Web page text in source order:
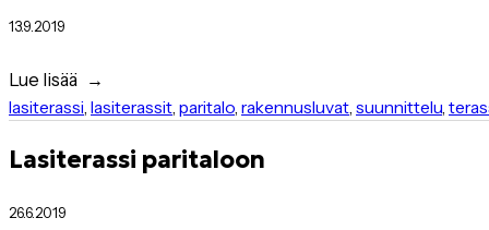
13.9.2019
Lue lisää
lasiterassi, lasiterassit, paritalo, rakennusluvat, suunnittelu,
Lasiterassi paritaloon
26.6.2019